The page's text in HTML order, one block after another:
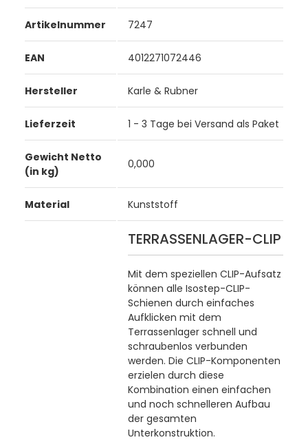
Artikelnummer 7247
EAN 4012271072446
Hersteller Karle & Rubner
Lieferzeit 1 - 3 Tage bei Versand als Paket
Gewicht Netto
(in kg)
0,000
Material Kunststoff
TERRASSENLAGER-CLIP
Mit dem speziellen CLIP-Aufsatz
können alle Isostep-CLIP-
Schienen durch einfaches
Aufklicken mit dem
Terrassenlager schnell und
schraubenlos verbunden
werden. Die CLIP-Komponenten
erzielen durch diese
Kombination einen einfachen
und noch schnelleren Aufbau
der gesamten
Unterkonstruktion.